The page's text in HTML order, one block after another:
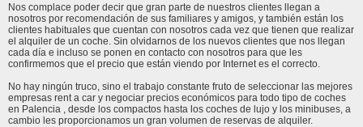
Nos complace poder decir que gran parte de nuestros clientes llegan a
nosotros por recomendación de sus familiares y amigos, y también están los
clientes habituales que cuentan con nosotros cada vez que tienen que realizar
el alquiler de un coche. Sin olvidarnos de los nuevos clientes que nos llegan
cada día e incluso se ponen en contacto con nosotros para que les
confirmemos que el precio que están viendo por Internet es el correcto.
No hay ningún truco, sino el trabajo constante fruto de seleccionar las mejores
empresas rent a car y negociar precios económicos para todo tipo de coches
en Palencia , desde los compactos hasta los coches de lujo y los minibuses, a
cambio les proporcionamos un gran volumen de reservas de alquiler.